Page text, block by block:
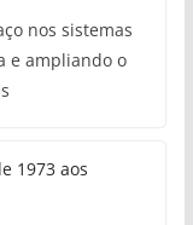
nos sistemas
e ampliando o
1973 aos